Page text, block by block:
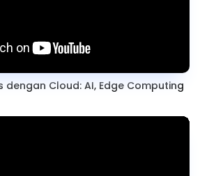
dengan Cloud: AI, Edge Computing